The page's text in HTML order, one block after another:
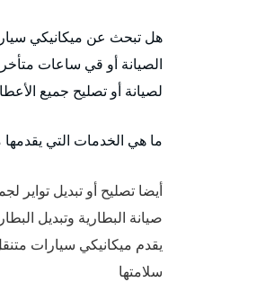
هل تبحث عن ميكانيكي
الصيانة أو قي ساعات
لصيانة أو تصليح جميع
ما هي الخدمات التي
أيضا تصليح أو تبديل تواير
صيانة البطارية وتبديل
يقدم ميكانيكي سيارات
سلامتها